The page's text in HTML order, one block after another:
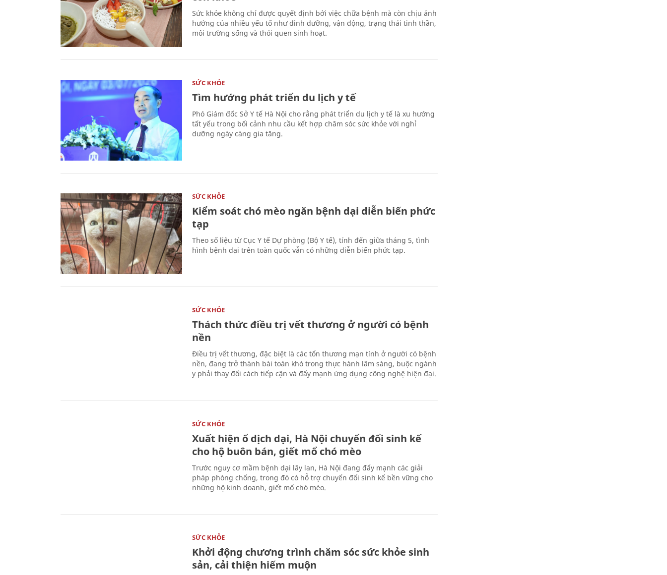
Sức khỏe không chỉ được quyết định bởi việc chữa bệnh mà còn chịu ảnh
hưởng của nhiều yếu tố như dinh dưỡng, vận động, trạng thái tinh thần,
môi trường sống và thói quen sinh hoạt.
SỨC KHỎE
Tìm hướng phát triển du lịch y tế
Phó Giám đốc Sở Y tế Hà Nội cho rằng phát triển du lịch y tế là xu hướng
tất yếu trong bối cảnh nhu cầu kết hợp chăm sóc sức khỏe với nghỉ
dưỡng ngày càng gia tăng.
SỨC KHỎE
Kiểm soát chó mèo ngăn bệnh dại diễn biến phức
tạp
Theo số liệu từ Cục Y tế Dự phòng (Bộ Y tế), tính đến giữa tháng 5, tình
hình bệnh dại trên toàn quốc vẫn có những diễn biến phức tạp.
SỨC KHỎE
Thách thức điều trị vết thương ở người có bệnh
nền
Điều trị vết thương, đặc biệt là các tổn thương mạn tính ở người có bệnh
nền, đang trở thành bài toán khó trong thực hành lâm sàng, buộc ngành
y phải thay đổi cách tiếp cận và đẩy mạnh ứng dụng công nghệ hiện đại.
SỨC KHỎE
Xuất hiện ổ dịch dại, Hà Nội chuyển đổi sinh kế
cho hộ buôn bán, giết mổ chó mèo
Trước nguy cơ mầm bệnh dại lây lan, Hà Nội đang đẩy mạnh các giải
pháp phòng chống, trong đó có hỗ trợ chuyển đổi sinh kế bền vững cho
những hộ kinh doanh, giết mổ chó mèo.
SỨC KHỎE
Khởi động chương trình chăm sóc sức khỏe sinh
sản, cải thiện hiếm muộn